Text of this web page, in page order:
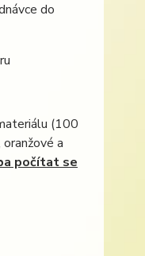
do
(100
a
počítat se